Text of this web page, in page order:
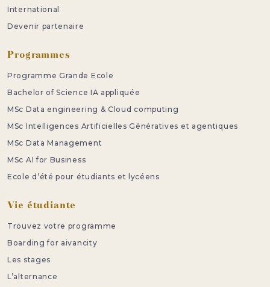
International
Devenir partenaire
Programmes
Programme Grande Ecole
Bachelor of Science IA appliquée
MSc Data engineering & Cloud computing
MSc Intelligences Artificielles Génératives et agentiques
MSc Data Management
MSc AI for Business
Ecole d’été pour étudiants et lycéens
Vie étudiante
Trouvez votre programme
Boarding for aivancity
Les stages
L’alternance